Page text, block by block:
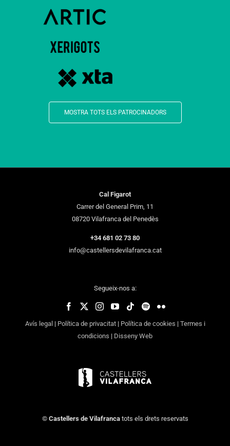
MOSTRA TOTS ELS PATROCINADORS
Cal Figarot
Carrer del General Prim, 11
08720 Vilafranca del Penedès
+34 681 02 73 80
info@castellersdevilafranca.cat
Segueix-nos a:
Avís legal | Política de privacitat| Política de cookies | Termes i
condicions | Disseny Web
© Castellers de Vilafrancatots els drets reservats